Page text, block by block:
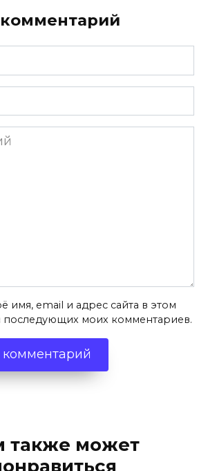
имя, email и адрес сайта в этом
последующих моих комментариев.
также может